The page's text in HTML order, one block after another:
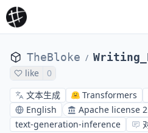
TheBloke /
like
0
文本生成
Transformers
English
Apache license
text-generation-inference